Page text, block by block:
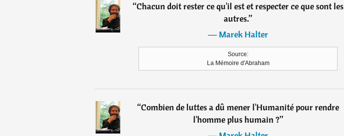
“Chacun doit rester ce qu'il est et respecter ce que sont les
autres.”
―Marek Halter
Source:
La Mémoire d'Abraham
“Combien de luttes a dû mener l'Humanité pour rendre
l'homme plus humain ?”